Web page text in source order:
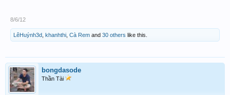
8/6/12
LêHuýnh3d khanhthi Cà Rem and 30 others like this.
bongdasode
Thần Tài